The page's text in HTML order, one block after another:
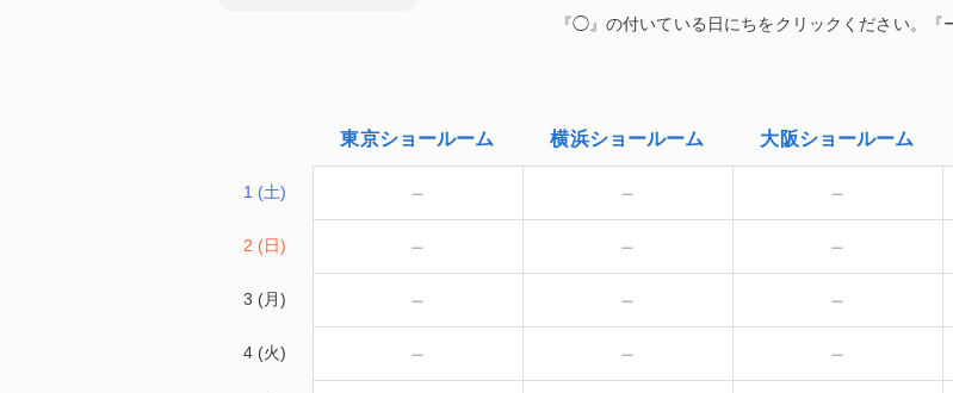
東京ショールーム 横浜ショールーム 大阪ショールーム
1 (土) － － －
2 (日) － － －
3 (月) － － －
4 (火) － － －